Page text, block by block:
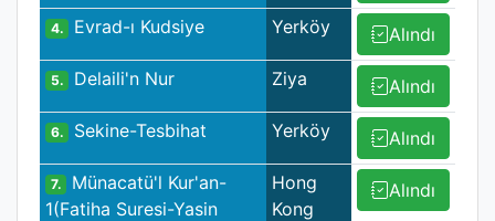
4. Evrad-ı Kudsiye Yerköy Alındı
5. Delaili'n Nur Ziya Alındı
6. Sekine-Tesbihat Yerköy Alındı
7.
Münacatü'l Kur'an-
1(Fatiha Suresi-Yasin
Hong
Kong
Alındı